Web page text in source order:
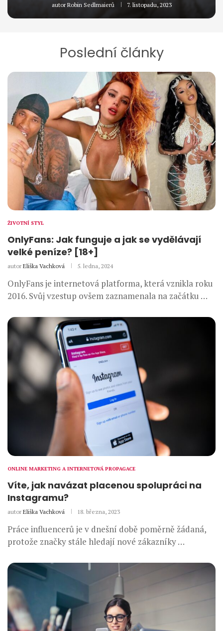
autorRobin Sedlmaierů 7. listopadu, 2023
Poslední články
ŽIVOTNÍ STYL
OnlyFans: Jak funguje a jak se vydělávají
velké peníze? [18+]
autor Eliška Vachková 5. ledna, 2024
OnlyFans je internetová platforma, která vznikla roku
2016. Svůj vzestup ovšem zaznamenala na začátku …
ONLINE MARKETING A INTERNETOVÁ PROPAGACE
Víte, jak navázat placenou spolupráci na
Instagramu?
autor Eliška Vachková 18. března, 2023
Práce influencerů je v dnešní době poměrně žádaná,
protože značky stále hledají nové zákazníky …